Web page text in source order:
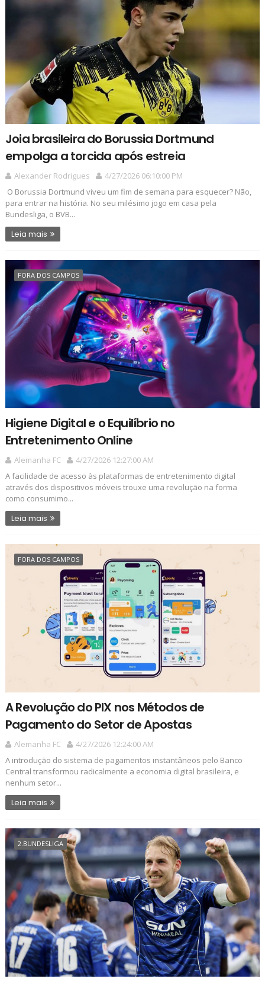
Joia brasileira do Borussia Dortmund
empolga a torcida após estreia
Alexander Rodrigues
4/27/2026 06:10:00 PM
O Borussia Dortmund viveu um fim de semana para esquecer? Não,
para entrar na história. No seu milésimo jogo em casa pela
Bundesliga, o BVB...
Leia mais
FORA DOS CAMPOS
Higiene Digital e o Equilíbrio no
Entretenimento Online
Alemanha FC
4/27/2026 12:27:00 AM
A facilidade de acesso às plataformas de entretenimento digital
através dos dispositivos móveis trouxe uma revolução na forma
como consumimo...
Leia mais
FORA DOS CAMPOS
A Revolução do PIX nos Métodos de
Pagamento do Setor de Apostas
Alemanha FC
4/27/2026 12:24:00 AM
A introdução do sistema de pagamentos instantâneos pelo Banco
Central transformou radicalmente a economia digital brasileira, e
nenhum setor...
Leia mais
2.BUNDESLIGA